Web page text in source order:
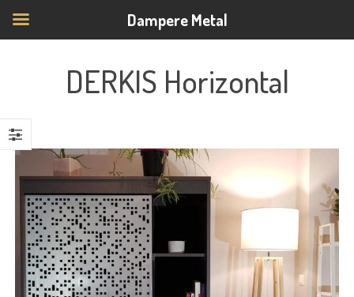
DERKIS Horizontal
Dampere Metal